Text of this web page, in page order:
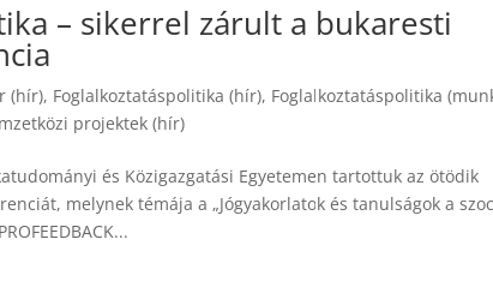
– sikerrel zárult a bukaresti
(hír), Foglalkoztatáspolitika (hír), Foglalkoztatáspolitika
projektek (hír)
és Közigazgatási Egyetemen tartottuk az ötödik
melynek témája a „Jógyakorlatok és tanulságok a